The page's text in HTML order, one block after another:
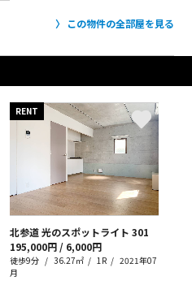
この物件の全部屋を見る
RENT
北参道 光のスポットライト 301
195,000円 / 6,000円
徒歩9分 36.27㎡ 1R
2021年07
月